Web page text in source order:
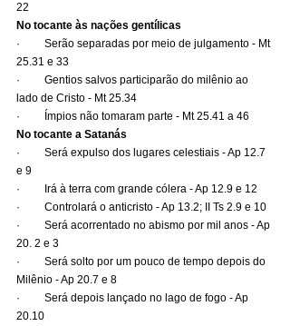
22
No tocante às nações gentílicas
·         Serão separadas por meio de julgamento - Mt
25.31 e 33
·         Gentios salvos participarão do milênio ao
lado de Cristo - Mt 25.34
·         Ímpios não tomaram parte - Mt 25.41 a 46
No tocante a Satanás
·         Será expulso dos lugares celestiais - Ap 12.7
e 9
·         Irá à terra com grande cólera - Ap 12.9 e 12
·         Controlará o anticristo - Ap 13.2; II Ts 2.9 e 10
·         Será acorrentado no abismo por mil anos - Ap
20. 2 e 3
·         Será solto por um pouco de tempo depois do
Milênio - Ap 20.7 e 8
·         Será depois lançado no lago de fogo - Ap
20.10